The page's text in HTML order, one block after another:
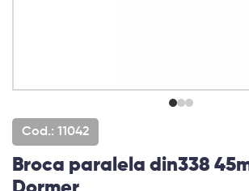
Cod.: 11042
Broca paralela din338